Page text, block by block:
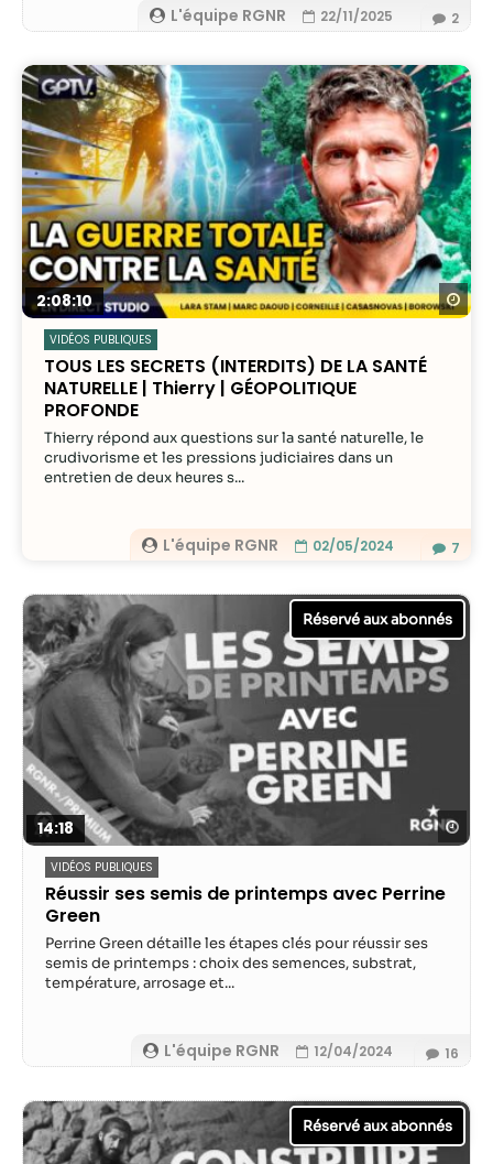
L'équipe RGNR 22/11/2025 2
2:08:10
VIDÉOS PUBLIQUES
TOUS LES SECRETS (INTERDITS) DE LA SANTÉ
NATURELLE | Thierry | GÉOPOLITIQUE
PROFONDE
L'équipe RGNR 02/05/2024
Thierry répond aux questions sur la santé naturelle, le
crudivorisme et les pressions judiciaires dans un
entretien de deux heures s...
7
14:18
VIDÉOS PUBLIQUES
Réussir ses semis de printemps avec Perrine
Green
L'équipe RGNR 12/04/2024
Perrine Green détaille les étapes clés pour réussir ses
semis de printemps : choix des semences, substrat,
température, arrosage et...
16
possible lors
de votre visite.
ces cookies,
certaines
fonctionnalités
disparaîtront
du site Web.
Marketing
En partageant
votre intérêt et
votre
lorsque vous
visitez notre
augmentez les
chances de
offres
personnalisés.